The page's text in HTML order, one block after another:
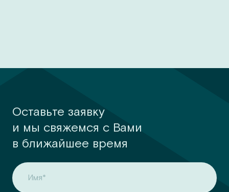
Оставьте заявку
и мы свяжемся с Вами
в ближайшее время
Имя*